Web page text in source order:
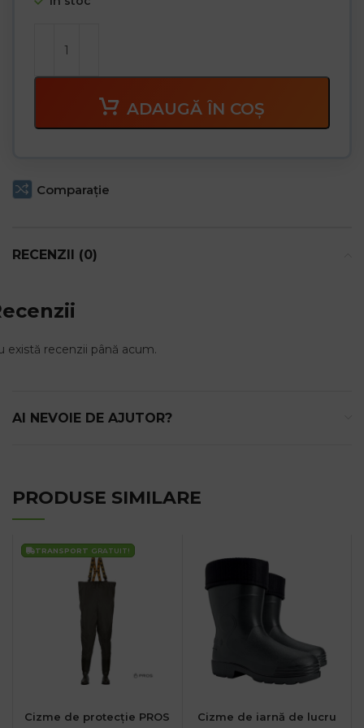
ADAUGĂ ÎN COȘ
Comparaţie
RECENZII (0)
există recenzii până acum.
AI NEVOIE DE AJUTOR?
PRODUSE SIMILARE
TRANSPORT GRATUIT!
Cizme de protecție PROS
Cizme de iarnă de lucru